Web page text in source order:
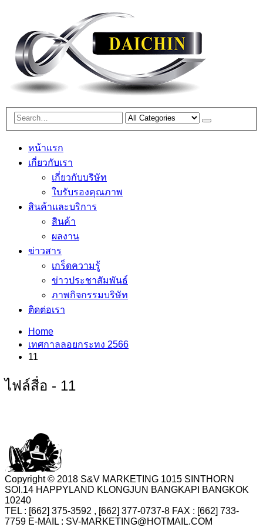
หน้าแรก
เกี่ยวกับเรา
เกี่ยวกับบริษัท
ใบรับรองคุณภาพ
สินค้าและบริการ
สินค้า
ผลงาน
ข่าวสาร
เกร็ดความรู้
ข่าวประชาสัมพันธ์
ภาพกิจกรรมบริษัท
ติดต่อเรา
Home
เทศกาลลอยกระทง 2566
11
ไฟล์สื่อ - 11
Copyright © 2018 S&V MARKETING 1015 SINTHORN
SOI.14 HAPPYLAND KLONGJUN BANGKAPI BANGKOK
10240
TEL : [662] 375-3592 , [662] 377-0737-8 FAX : [662] 733-
7759 E-MAIL : SV-MARKETING@HOTMAIL.COM